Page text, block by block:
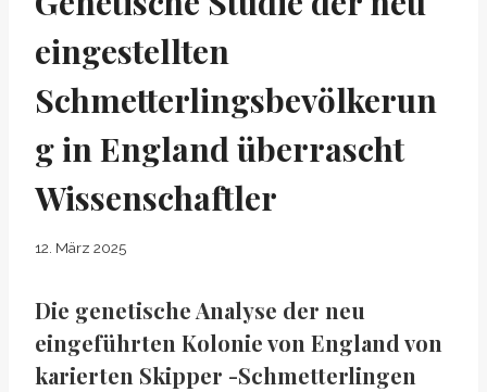
eingestellten
Schmetterlingsbevölkerun
g in England überrascht
Wissenschaftler
12. März 2025
Die genetische Analyse der neu
eingeführten Kolonie von England von
karierten Skipper -Schmetterlingen